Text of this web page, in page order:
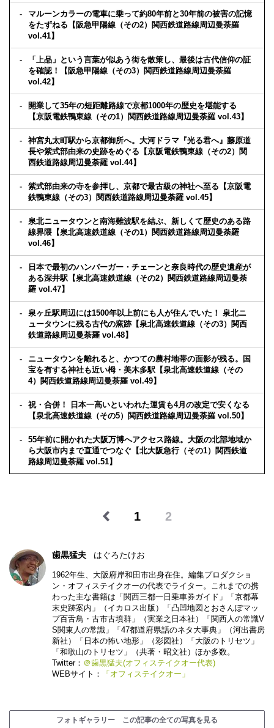
マルーンカラーの電車に乗って約80年前と30年前の被害の記憶
をたずねる【阪急甲陽線（その2）関西鉄道路線周辺曼荼羅
vol.41】
「上品」という言葉が似あう街を散策し、最後は古代信仰の証
を確認！【阪急甲陽線（その3）関西鉄道路線周辺曼荼羅
vol.42】
開業して35年の短距離路線で京都1000年の歴史を堪能する
【京阪電鉄鴨東線（その1）関西鉄道路線周辺曼荼羅 vol.43】
神宮丸太町駅から京都御所へ。大河ドラマ『光る君へ』藤原道
長や紫式部由来の史跡をめぐる【京阪電鉄鴨東線（その2）関
西鉄道路線周辺曼荼羅 vol.44】
紫式部由来の寺を参拝し、京都で最古級の神社へ至る【京阪電
鉄鴨東線（その3）関西鉄道路線周辺曼荼羅 vol.45】
泉北ニュータウンと南海難波駅を結ぶ、新しくて歴史のある路
線界隈【泉北高速鉄道線（その1）関西鉄道路線周辺曼荼羅
vol.46】
日本で最初のハンバーガー・チェーンと奈良時代の歴史遺産が
ある深井駅【泉北高速鉄道線（その2）関西鉄道路線周辺曼荼
羅 vol.47】
泉ヶ丘駅周辺には1500年以上前にも人が住んでいた！ 泉北ニ
ュータウンに残る古代の窯跡【泉北高速鉄道線（その3）関西
鉄道路線周辺曼荼羅 vol.48】
ニュータウンを離れると、かつての農村地帯の面影が残る。国
宝を有する神社も近い栂・美木多駅【泉北高速鉄道線（その
4）関西鉄道路線周辺曼荼羅 vol.49】
祝・合併！ 日本一高いといわれた運賃も4月の改定で安くなる
【泉北高速鉄道線（その5）関西鉄道路線周辺曼荼羅 vol.50】
55年前に開かれた大阪万博へアクセス路線。大阪の北部地域か
ら大阪市内まで直通でつなぐ【北大阪急行（その1）関西鉄道
路線周辺曼荼羅 vol.51】
1 2
歯黒猛夫 はぐろたけお
1962年生、大阪府岸和田市出身在住。編集プロダクショ
ン・オフィステイクオーの代表でライター。これまでの携
わった主な書籍は「関西三都一日乗車券ガイド」「京都幕
末史跡案内」（イカロス出版）「凸凹地図とおさんぽマッ
プ百舌鳥・古市古墳群」（実業之日本社）「関西人の常識V
S関東人の常識」「47都道府県話のネタ大事典」（河出書房
新社）「日本の怖い地形」（彩図社）「大阪のトリセツ」
「和歌山のトリセツ」（共著・昭文社）ほか多数。
Twitter： ＠歯黒猛夫(オフィステイクオー代表)
WEBサイト：
「オフィステイクオー」
フォトギャラリー この記事の全ての写真を見る